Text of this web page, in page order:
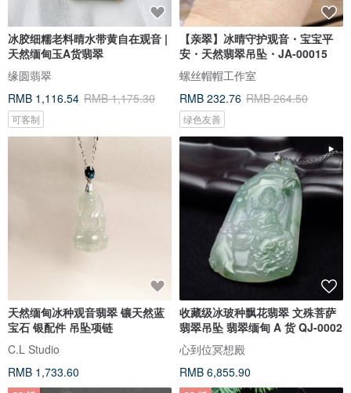
冰胶细糯老料晴水带黄自在观音 |
天然缅甸玉A货翡翠
缘圆翡翠
RMB 1,116.54 RMB 1,175.30
可客制
【亲翠】冰晴守护观音・宝宝平
安・天然翡翠吊坠・JA-00015
螺丝帽帽工作室
RMB 232.76 RMB 264.50
绿色友善
天然缅甸冰种观音翡翠 镶天然蓝
宝石 银配件 吊坠项链
C.L Studio
RMB 1,733.60
收藏级冰玻种飘花翡翠 文殊菩萨
翡翠吊坠 翡翠缅甸 A 货 QJ-0002
心到位冥想殿
RMB 6,855.90